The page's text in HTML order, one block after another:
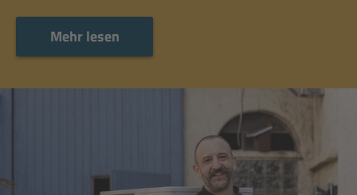
Mehr lesen